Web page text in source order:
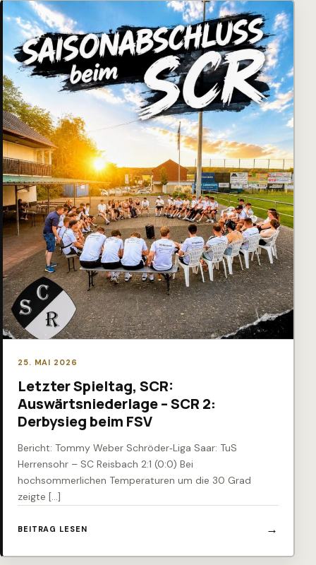
25. MAI 2026
Letzter Spieltag, SCR:
Auswärtsniederlage – SCR 2:
Derbysieg beim FSV
Bericht: Tommy Weber Schröder‑Liga Saar: TuS
Herrensohr – SC Reisbach 2:1 (0:0) Bei
hochsommerlichen Temperaturen um die 30 Grad
zeigte […]
BEITRAG LESEN